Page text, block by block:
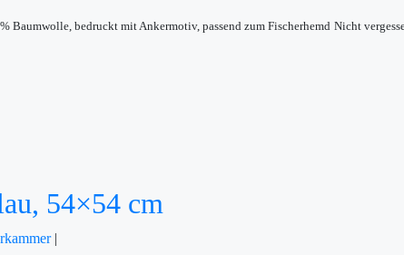
Baumwolle, bedruckt mit Ankermotiv, passend zum Fischerhemd Nicht
54×54 cm
|